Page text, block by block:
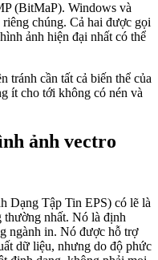
(BitMaP). Windows và
chúng. Cả hai được gọi
ảnh hiện đại nhất có thể
tránh cần tất cả biến thể của
ít cho tới không có nén và
ảnh vectro
Dạng Tập Tin EPS) có lẽ là
thường nhất. Nó là định
ngành in. Nó được hỗ trợ
dữ liệu, nhưng do độ phức